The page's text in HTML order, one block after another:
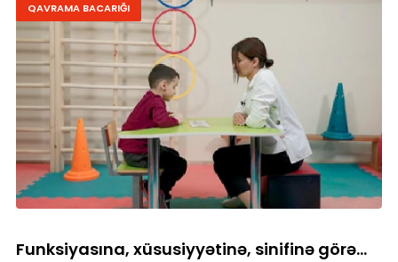
QAVRAMA BACARIĞI
Funksiyasına, xüsusiyyətinə, sinifinə görə